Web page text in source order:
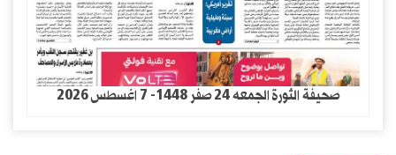
صحيفة الثورة الجمعه 24 صفر 1448- 7 اغسطس 2026